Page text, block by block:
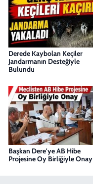
Derede Kaybolan Keçiler
Jandarmanın Desteğiyle
Bulundu
Başkan Dere'ye AB Hibe
Projesine Oy Birliğiyle Onay